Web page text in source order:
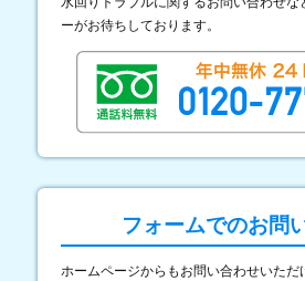
ーがお待ちしております。
フォームでのお問
ホームページからもお問い合わせいただ